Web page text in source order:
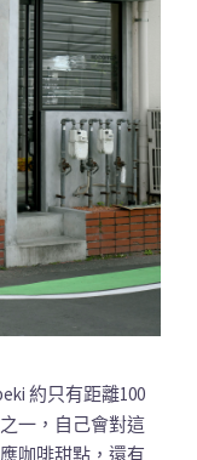
約只有距離100
一，自己會對這
咖啡甜點，還有